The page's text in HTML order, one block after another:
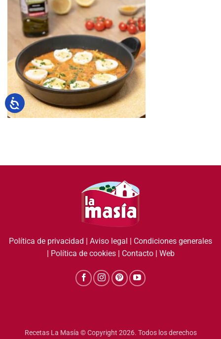
Política de privacidad Aviso legal
Condiciones generales
Política de cookies| Contacto| Web
Recetas La Masía © Copyright 2026. Todos los derechos